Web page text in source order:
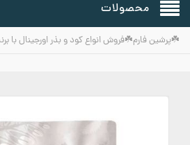
محصولات
☘️پرشین فارم☘️فروش انواع کود و بذر اورجینال با